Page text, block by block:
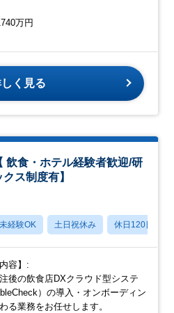
万円
く見る
飲食・ホテル経験者歓迎/研
ス制度有】
経験OK 土日祝休み 休日120日以上
容】:
後の飲食店DXクラウド型システ
）の導入・オンボーディン
る業務をお任せします。